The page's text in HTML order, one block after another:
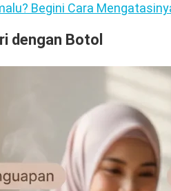
Begini Cara
dengan Botol